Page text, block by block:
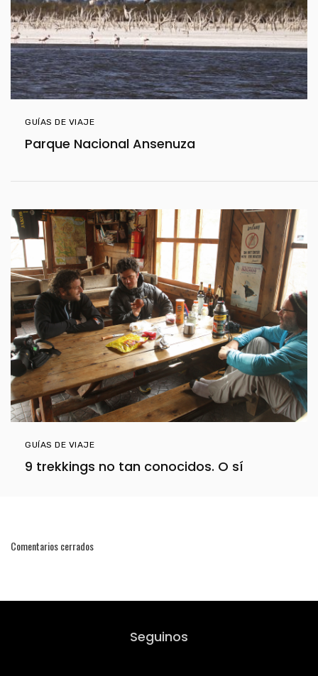
GUÍAS DE VIAJE
Parque Nacional Ansenuza
GUÍAS DE VIAJE
9 trekkings no tan conocidos. O sí
Comentarios cerrados
Seguinos